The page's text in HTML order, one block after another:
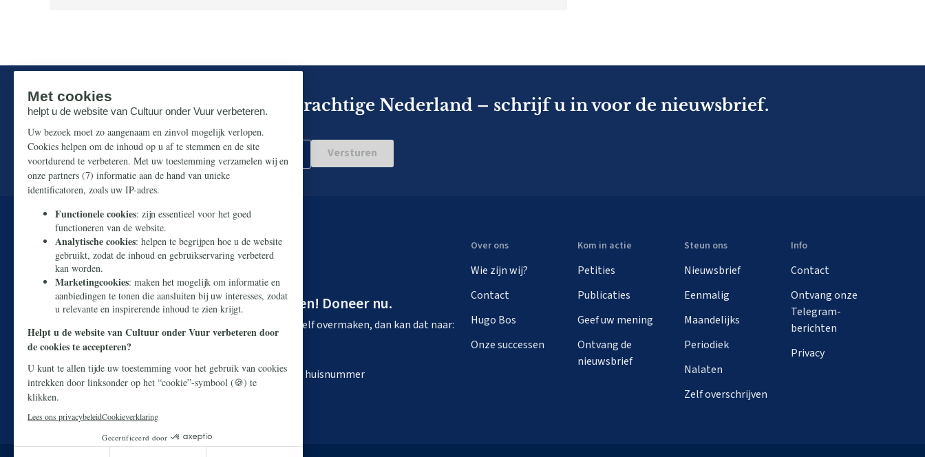
Mis niks in de strijd om ons prachtige Nederland – schrijf u in voor de nieuwsbrief.
Zorg dat u geen enkel belangrijk artikel mist.
Versturen
U kunt onze Nederlandse cultuur redden! Doneer nu.
. Wilt u liever zelf overmaken, dan kan dat naar:
Rekeningnummer:NL38 ABNA 0426 8919 29
T.n.v. Stichting Civitas Christiana
O.v.v. Webdonatie Cultuur onder Vuur + uw postcode en huisnummer
Over ons
Wie zijn wij?
Contact
Hugo Bos
Onze successen
Kom in actie
Petities
Publicaties
Geef uw mening
Ontvang de
nieuwsbrief
Steun ons
Nieuwsbrief
Eenmalig
Maandelijks
Periodiek
Nalaten
Zelf overschrijven
Info
Contact
Ontvang onze
Telegram-
berichten
Privacy